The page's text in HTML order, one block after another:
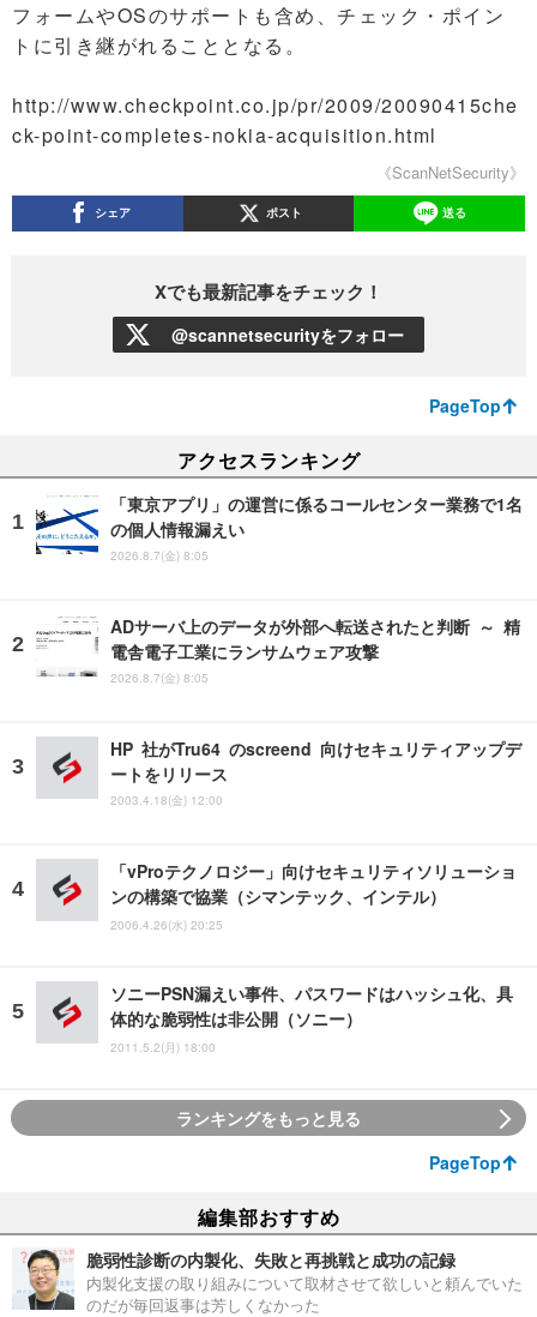
フォームやOSのサポートも含め、チェック・ポイン
トに引き継がれることとなる。
http://www.checkpoint.co.jp/pr/2009/20090415che
ck-point-completes-nokia-acquisition.html
《ScanNetSecurity》
シェア ポスト 送る
Xでも最新記事をチェック！
@scannetsecurityをフォロー
PageTop
アクセスランキング
「東京アプリ」の運営に係るコールセンター業務で1名
の個人情報漏えい
2026.8.7(金) 8:05
ADサーバ上のデータが外部へ転送されたと判断 ～ 精
電舎電子工業にランサムウェア攻撃
2026.8.7(金) 8:05
HP 社がTru64 のscreend 向けセキュリティアップデ
ートをリリース
2003.4.18(金) 12:00
「vProテクノロジー」向けセキュリティソリューショ
ンの構築で協業（シマンテック、インテル）
2006.4.26(水) 20:25
ソニーPSN漏えい事件、パスワードはハッシュ化、具
体的な脆弱性は非公開（ソニー）
2011.5.2(月) 18:00
ランキングをもっと見る
PageTop
編集部おすすめ
脆弱性診断の内製化、失敗と再挑戦と成功の記録
内製化支援の取り組みについて取材させて欲しいと頼んでいた
のだが毎回返事は芳しくなかった